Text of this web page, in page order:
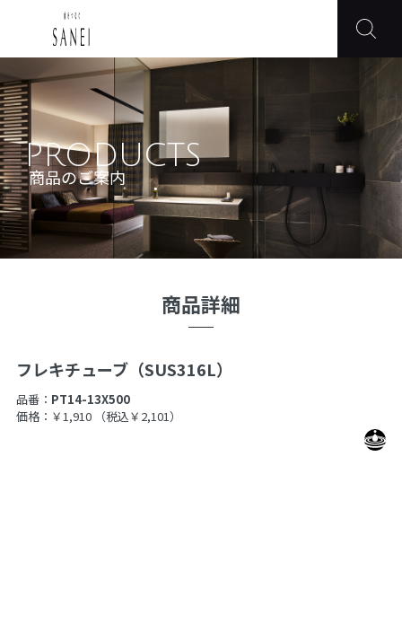
PRODUCTS
商品のご案内
商品詳細
フレキチューブ（SUS316L）
品番： PT14-13X500
価格：￥1,910
（税込￥2,101）